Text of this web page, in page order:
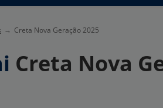
Creta Nova Geração 2025
Creta Nova